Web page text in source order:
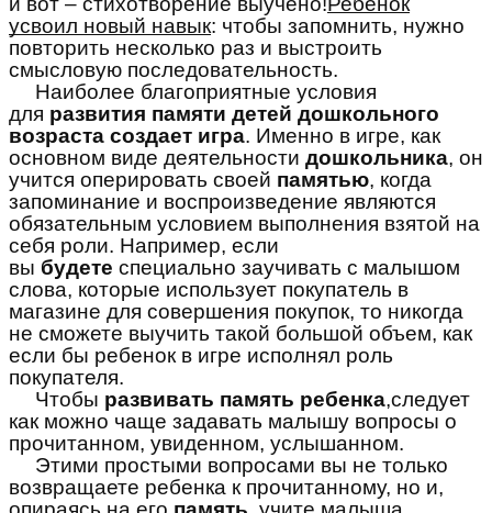
усвоил новый навык: чтобы запомнить, нужно
повторить несколько раз и выстроить
смысловую последовательность.
Наиболее благоприятные условия
для развития памяти детей дошкольного
возраста создает игра. Именно в игре, как
основном виде деятельности дошкольника, он
учится оперировать своей памятью, когда
запоминание и воспроизведение являются
обязательным условием выполнения взятой на
себя роли. Например, если
вы будете специально заучивать с малышом
слова, которые использует покупатель в
магазине для совершения покупок, то никогда
не сможете выучить такой большой объем, как
если бы ребенок в игре исполнял роль
покупателя.
Чтобы развивать память ребенка,следует
как можно чаще задавать малышу вопросы о
прочитанном, увиденном, услышанном.
Этими простыми вопросами вы не только
возвращаете ребенка к прочитанному, но и,